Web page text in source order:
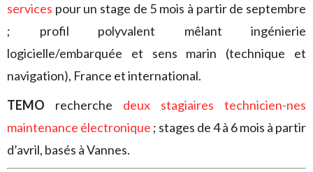
services pour un stage de 5 mois à partir de septembre
; profil polyvalent mêlant ingénierie
logicielle/embarquée et sens marin (technique et
navigation), France et international.
TEMO recherche deux stagiaires technicien-nes
maintenance électronique ; stages de 4 à 6 mois à partir
d’avril, basés à Vannes.